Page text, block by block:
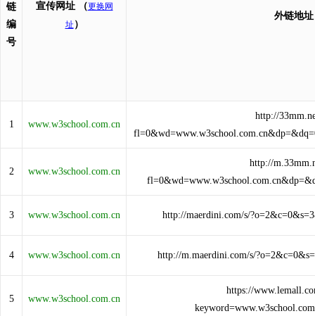
链
编
号
宣传网址 （更换网
址 ）
外链地址
1 www.w3school.com.cn
http://
2 www.w3school.com.cn
http://
3 www.w3school.com.cn http://maerdini.com/s/
4 www.w3school.com.cn http://m.maerdini.com/s/
5 www.w3school.com.cn
https://